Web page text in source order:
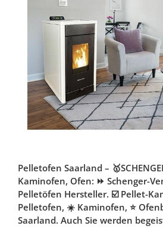
Pelletofen Saarland –
Kaminofen, Ofen: ⏩ Schenger-
Pelletöfen Hersteller. ☑️ Pellet-
Pelletofen, ☀️ Kaminofen, ⭐
Saarland. Auch Sie werden